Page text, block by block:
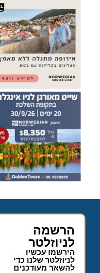
הרשמה
לניוזלטר
הירשמו עכשיו
לניוזלטר שלנו כדי
להשאר מעודכנים